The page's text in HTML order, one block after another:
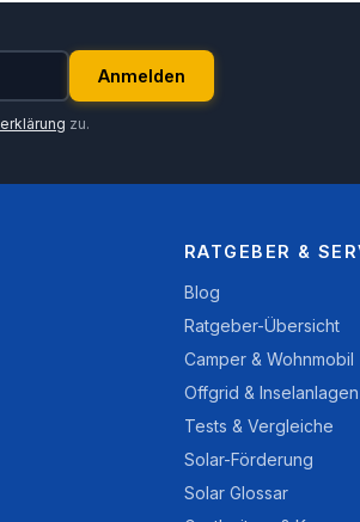
Anmelden
zu.
RATGEBER &
Blog
Ratgeber-Übersicht
Camper & Wohnmobil
Offgrid & Inselanlagen
Tests & Vergleiche
Solar-Förderung
Solar Glossar